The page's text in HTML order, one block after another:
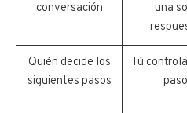
conversación
una
Quién decide los
siguientes pasos
Tú
paso